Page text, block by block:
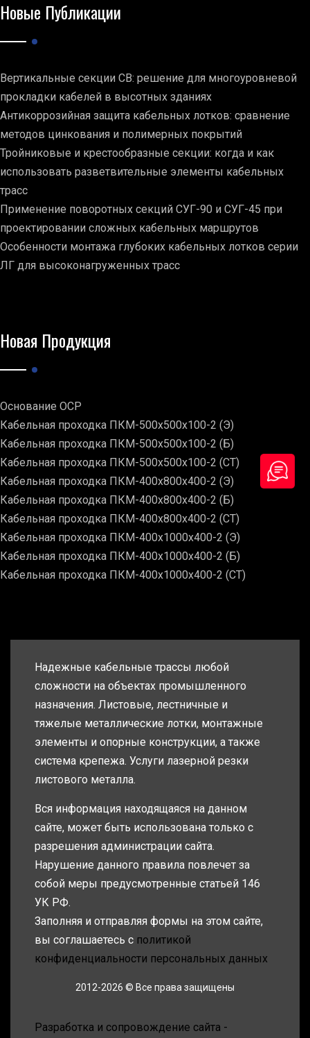
Новые Публикации
Вертикальные секции СВ: решение для многоуровневой
прокладки кабелей в высотных зданиях
Антикоррозийная защита кабельных лотков: сравнение
методов цинкования и полимерных покрытий
Тройниковые и крестообразные секции: когда и как
использовать разветвительные элементы кабельных
трасс
Применение поворотных секций СУГ-90 и СУГ-45 при
проектировании сложных кабельных маршрутов
Особенности монтажа глубоких кабельных лотков серии
ЛГ для высоконагруженных трасс
Новая Продукция
Основание ОСР
Кабельная проходка ПКМ-500х500х100-2 (Э)
Кабельная проходка ПКМ-500х500х100-2 (Б)
Кабельная проходка ПКМ-500х500х100-2 (СТ)
Кабельная проходка ПКМ-400х800х400-2 (Э)
Кабельная проходка ПКМ-400х800х400-2 (Б)
Кабельная проходка ПКМ-400х800х400-2 (СТ)
Кабельная проходка ПКМ-400х1000х400-2 (Э)
Кабельная проходка ПКМ-400х1000х400-2 (Б)
Кабельная проходка ПКМ-400х1000х400-2 (СТ)
Надежные кабельные трассы любой
сложности на объектах промышленного
назначения. Листовые, лестничные и
тяжелые металлические лотки, монтажные
элементы и опорные конструкции, а также
система крепежа. Услуги лазерной резки
листового металла.
Вся информация находящаяся на данном
сайте, может быть использована только с
разрешения администрации сайта.
Нарушение данного правила повлечет за
собой меры предусмотренные статьей 146
УК РФ.
Заполняя и отправляя формы на этом сайте,
вы соглашаетесь с политикой
конфиденциальности персональных данных
2012-2026 © Все права защищены
Разработка и сопровождение сайта -